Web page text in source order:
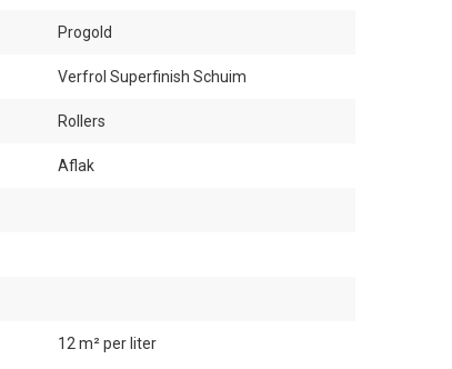
Progold
Verfrol Superfinish Schuim
Rollers
Aflak
12 m² per liter